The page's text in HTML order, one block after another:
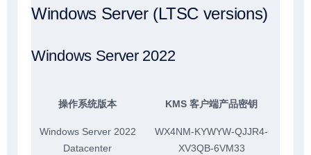
Windows Server (LTSC versions)
Windows Server 2022
操作系统版本 KMS 客户端产品密钥
Windows Server 2022
Datacenter
WX4NM-KYWYW-QJJR4-
XV3QB-6VM33